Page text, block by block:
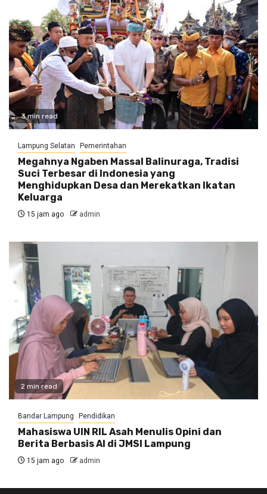
3 min read
Lampung Selatan Pemerintahan
Megahnya Ngaben Massal Balinuraga, Tradisi
Suci Terbesar di Indonesia yang
Menghidupkan Desa dan Merekatkan Ikatan
Keluarga
15 jam ago admin
2 min read
Bandar Lampung Pendidikan
Mahasiswa UIN RIL Asah Menulis Opini dan
Berita Berbasis AI di JMSI Lampung
15 jam ago admin